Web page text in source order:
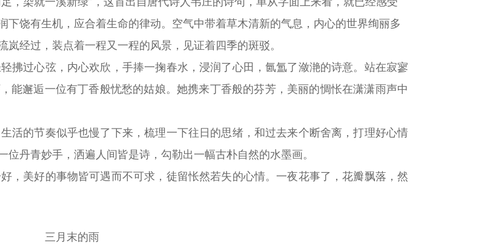
饶有生机，应合着生命的律动。空气中带着草木清新的气息，内心的世界绚丽多
经过，装点着一程又一程的风景，见证着四季的斑驳。
拂过心弦，内心欢欣，手捧一掬春水，浸润了心田，氤氲了潋滟的诗意。站在寂寥
能邂逅一位有丁香般忧愁的姑娘。她携来丁香般的芬芳，美丽的惆怅在潇潇雨声中
活的节奏似乎也慢了下来，梳理一下往日的思绪，和过去来个断舍离，打理好心情
丹青妙手，洒遍人间皆是诗，勾勒出一幅古朴自然的水墨画。
，美好的事物皆可遇而不可求，徒留怅然若失的心情。一夜花事了，花瓣飘落，然
三月末的雨